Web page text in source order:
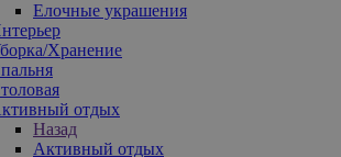
Елочные украшения
Хранение
отдых
Назад
Активный отдых